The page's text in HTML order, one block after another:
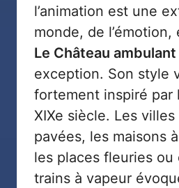
l’animation est une
monde, de
Le Château ambulant
exception. Son style
fortement inspiré par
XIXe siècle. Les
pavées, les maisons
les places fleuries ou
trains à vapeur